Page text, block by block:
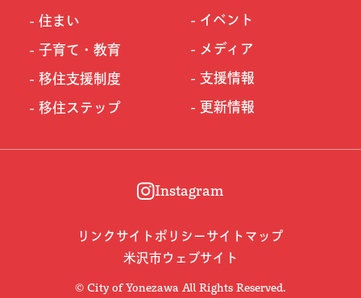
住まい
子育て・教育
移住支援制度
移住ステップ
イベント
メディア
支援情報
更新情報
Instagram
リンク サイトポリシーサイトマップ
米沢市ウェブサイト
© City of Yonezawa All Rights Reserved.